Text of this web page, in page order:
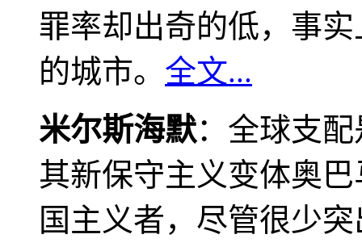
罪率却出奇的低，事
的城市。 全文...
米尔斯海默：全球支
其新保守主义变体奥
国主义者，尽管很少